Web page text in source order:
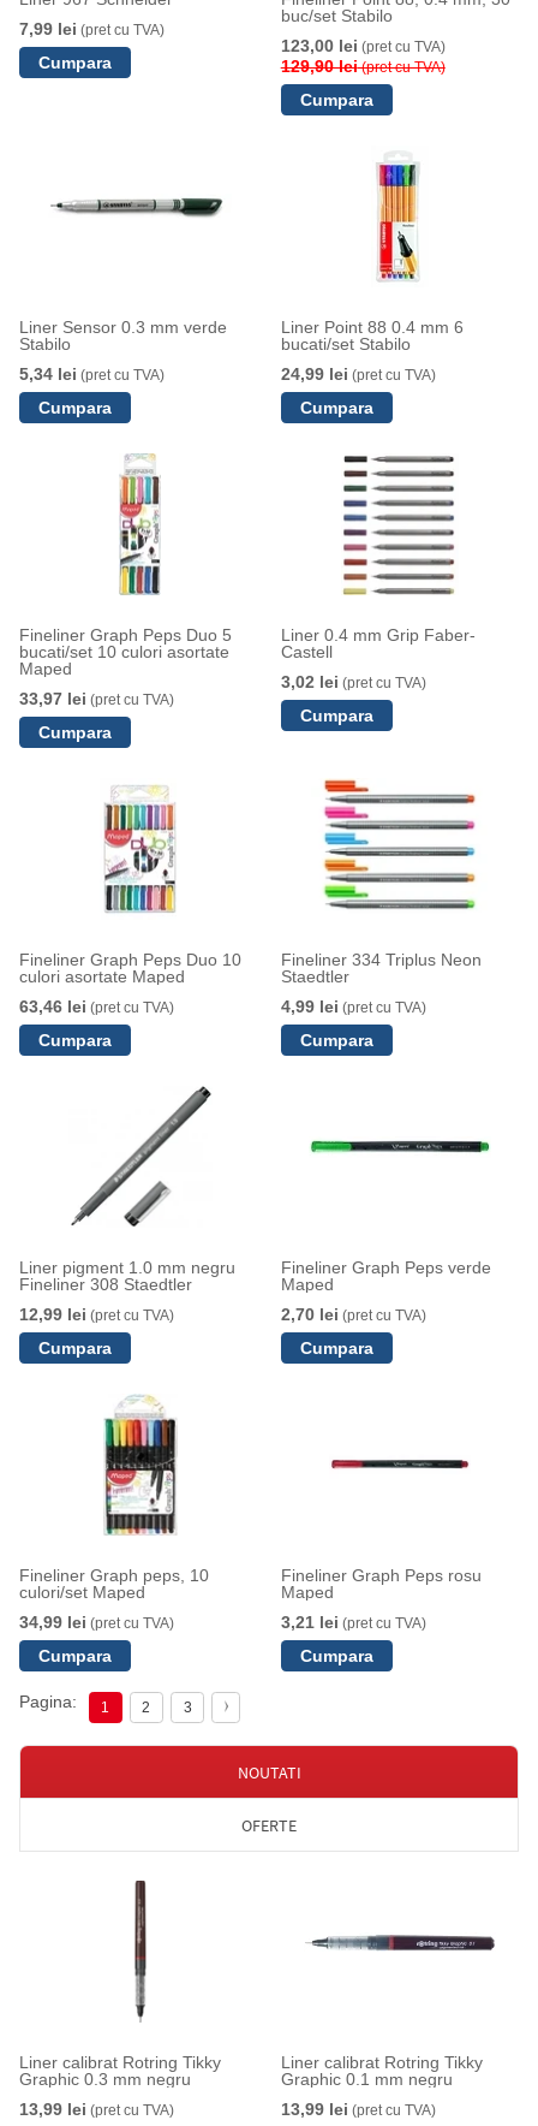
7,99 lei (pret cu TVA)
buc/set Stabilo
123,00 lei (pret cu TVA)
129,90 lei(pret cu TVA)
Liner Sensor 0.3 mm verde
Stabilo
5,34 lei (pret cu TVA)
Liner Point 88 0.4 mm 6
bucati/set Stabilo
24,99 lei (pret cu TVA)
Fineliner Graph Peps Duo 5
bucati/set 10 culori asortate
Maped
33,97 lei (pret cu TVA)
Liner 0.4 mm Grip Faber-
Castell
3,02 lei (pret cu TVA)
Fineliner Graph Peps Duo 10
culori asortate Maped
63,46 lei (pret cu TVA)
Fineliner 334 Triplus Neon
Staedtler
4,99 lei (pret cu TVA)
Liner pigment 1.0 mm negru
Fineliner 308 Staedtler
12,99 lei (pret cu TVA)
Fineliner Graph Peps verde
Maped
2,70 lei (pret cu TVA)
Fineliner Graph peps, 10
culori/set Maped
34,99 lei (pret cu TVA)
Fineliner Graph Peps rosu
Maped
3,21 lei (pret cu TVA)
Pagina: 1 2 3
NOUTATI
OFERTE
Liner calibrat Rotring Tikky
Graphic 0.3 mm negru
13,99 lei (pret cu TVA)
Liner calibrat Rotring Tikky
Graphic 0.1 mm negru
13,99 lei (pret cu TVA)